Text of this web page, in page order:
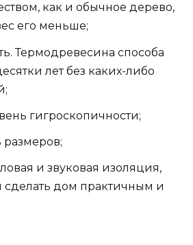
как и обычное дерево,
его меньше;
Термодревесина способа
лет без каких-либо
гигроскопичности;
размеров;
и звуковая изоляция,
дом практичным и